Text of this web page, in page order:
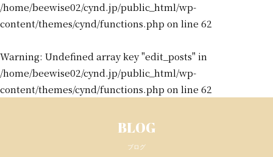
/home/beewise02/cynd.jp/public_html/wp-
content/themes/cynd/functions.php on line 62
Warning: Undefined array key "edit_posts" in
/home/beewise02/cynd.jp/public_html/wp-
content/themes/cynd/functions.php on line 62
BLOG
ブログ